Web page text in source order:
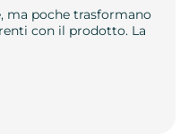
ma poche trasformano
con il prodotto. La